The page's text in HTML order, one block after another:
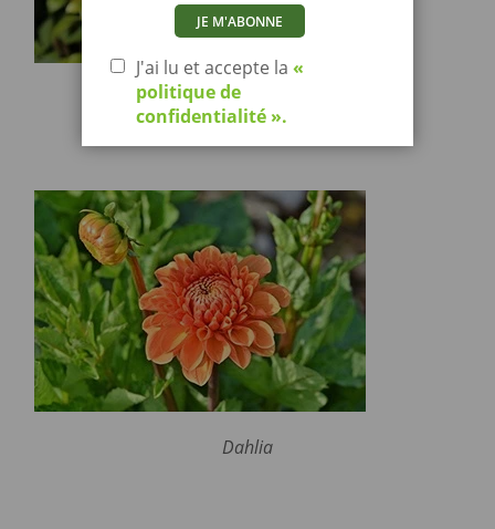
Agapanthe
Dahlia
J'ai lu et accepte la«
politique de
confidentialité ».